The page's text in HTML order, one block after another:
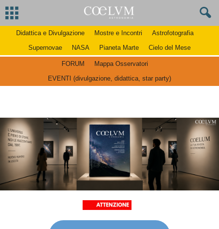
Didattica e Divulgazione Mostre e Incontri
Astrofotografia
Supernovae
NASA Pianeta Marte Cielo del Mese
FORUM
Mappa Osservatori
EVENTI (divulgazione, didattica, star party)